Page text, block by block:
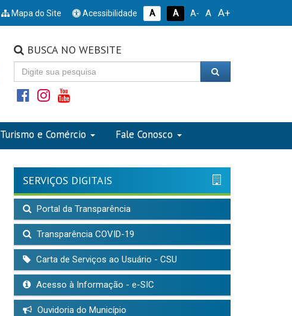
Mapa do Site Acessibilidade A A A- A A+
BUSCA NO WEBSITE
Turismo e Comércio Fale Conosco
SERVIÇOS DIGITAIS
Portal da Transparência
Transparência COVID-19
Carta de Serviços ao Usuário - CSU
Acesso à Informação - e-SIC
Ouvidoria do Município